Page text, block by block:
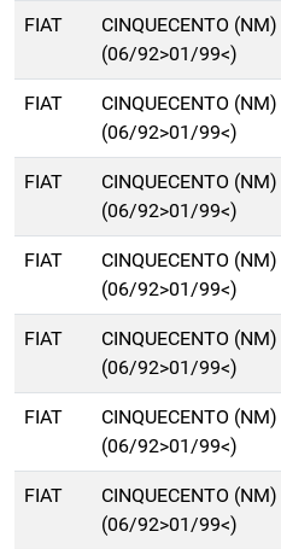
FIAT
CINQUECENTO (NM)
(06/92>01/99<)
FIAT
CINQUECENTO (NM)
(06/92>01/99<)
FIAT
CINQUECENTO (NM)
(06/92>01/99<)
FIAT
CINQUECENTO (NM)
(06/92>01/99<)
FIAT
CINQUECENTO (NM)
(06/92>01/99<)
FIAT
CINQUECENTO (NM)
(06/92>01/99<)
FIAT
CINQUECENTO (NM)
(06/92>01/99<)